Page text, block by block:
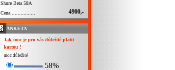
Shure Beta 58A
Cena ................
4900,-
ANKETA
Jak moc je pro vás důležité platit
kartou !
moc důležité
58%